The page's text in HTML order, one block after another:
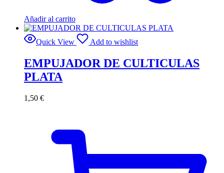
Añadir al carrito
Quick View Add to wishlist
EMPUJADOR DE CULTICULAS
PLATA
1,50 €